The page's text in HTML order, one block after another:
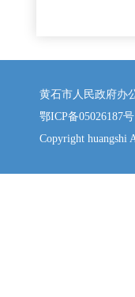
黄石市人民政府
鄂ICP备05026187号
Copyright huangshi